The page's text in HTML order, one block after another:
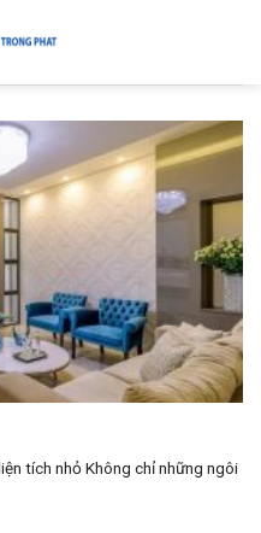
tích nhỏ Không chỉ những ngôi